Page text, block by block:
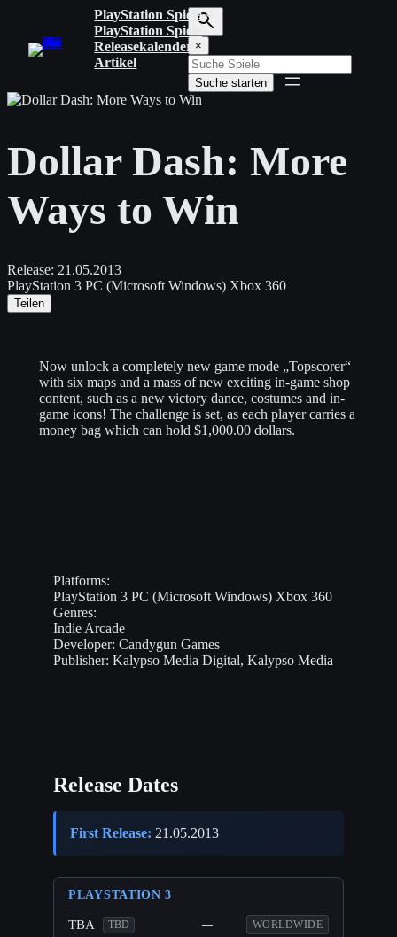
springen
PlayStation Spiele
PlayStation Spiele
Releasekalender
Artikel
S
u
c
h
b
r
i
f
e
e
×
Suche starten
Dollar Dash: More
Ways to Win
Release: 21.05.2013
PlayStation 3 PC (Microsoft Windows) Xbox 360
Teilen
Now unlock a completely new game mode „Topscorer“
with six maps and a mass of new exciting in-game shop
content, such as a new victory dance, costumes and in-
game icons! The challenge is set, as each player carries a
money bag which can hold $1,000.00 dollars.
Platforms:
PlayStation 3 PC (Microsoft Windows) Xbox 360
Genres:
Indie Arcade
Developer: Candygun Games
Publisher: Kalypso Media Digital, Kalypso Media
Release Dates
First Release: 21.05.2013
PLAYSTATION 3
TBA TBD — WORLDWIDE